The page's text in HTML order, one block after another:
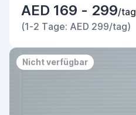
AED 169 - 299/tag
(1-2 Tage: AED 299/tag)
Nicht verfügbar